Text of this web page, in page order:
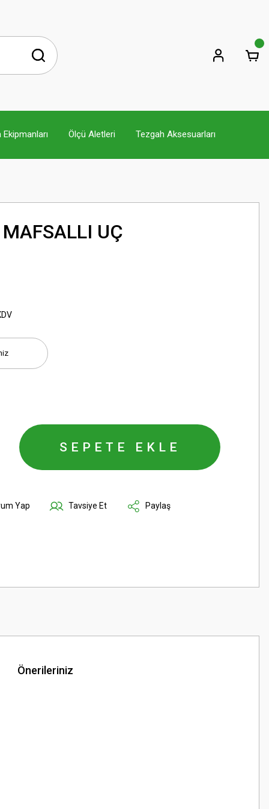
Ekipmanları Ölçü Aletleri Tezgah Aksesuarları
UÇ
SEPETE EKLE
Yap Tavsiye Et Paylaş
Önerileriniz